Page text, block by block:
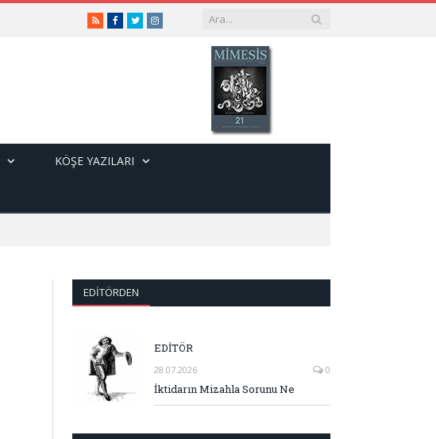
RSSFacebook
TwitterInstagram
KÖŞE YAZILARI
EDITÖRDEN
EDİTÖR
28.07.2026 0
İktidarın Mizahla Sorunu Ne